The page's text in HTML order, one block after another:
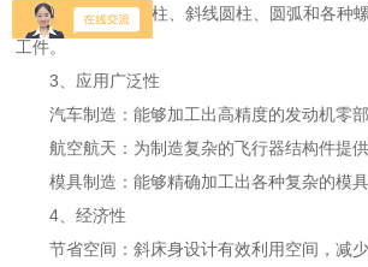
能，可加工直线圆柱、斜线圆柱、圆弧和各种
工件。
3、应用广泛性
汽车制造：能够加工出高精度的发动机零部
航空航天：为制造复杂的飞行器结构件提供
模具制造：能够精确加工出各种复杂的模具
4、经济性
节省空间：斜床身设计有效利用空间，减少